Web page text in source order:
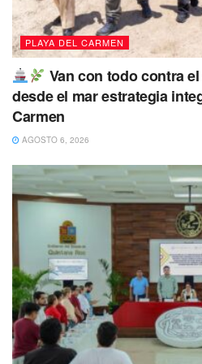
con arena de calidad,con más
todo esto gracias alvertido
del sargazo acumulado en el
De igual manera la
sargazo que se recolecta
y se
posteriormentela arena
la basura.
Asimismo,adelantó que
recuperación de dunas
PLAYA DEL CARMEN
Van con todo contra
desde el mar estrategia
Carmen
AGOSTO 6, 2026